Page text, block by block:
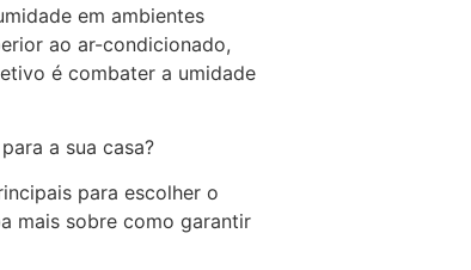
em ambientes
ao ar-condicionado,
é combater a umidade
a sua casa?
para escolher o
mais sobre como garantir